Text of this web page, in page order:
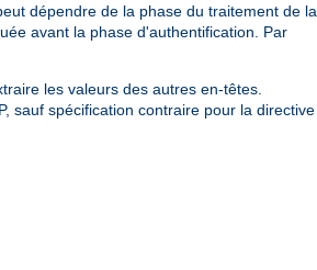
dépendre de la phase du traitement de la
avant la phase d'authentification. Par
les valeurs des autres en-têtes.
sauf spécification contraire pour la directive